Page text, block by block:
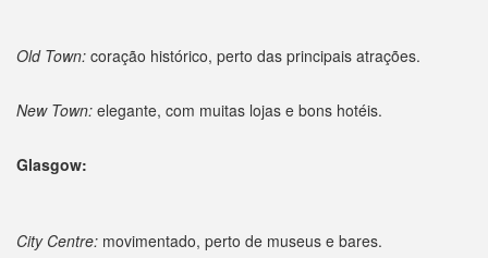
Old Town: coração histórico, perto das principais atrações.
New Town: elegante, com muitas lojas e bons hotéis.
Glasgow:
City Centre: movimentado, perto de museus e bares.